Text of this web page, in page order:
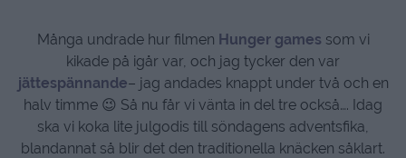
Många undrade hur filmen Hunger games som vi
kikade på igår var, och jag tycker den var
jättespännande– jag andades knappt under två och en
halv timme 😉 Så nu får vi vänta in del tre också…. Idag
ska vi koka lite julgodis till söndagens adventsfika,
blandannat så blir det den traditionella knäcken såklart.